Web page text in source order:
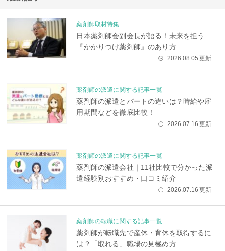
薬剤師取材特集
日本薬剤師会副会長が語る！未来を担う
『かかりつけ薬剤師』のあり方
🕒 2026.08.05 更新
薬剤師の派遣に関する記事一覧
薬剤師の派遣とパートの違いは？時給や雇
用期間などを徹底比較！
🕒 2026.07.16 更新
薬剤師の派遣に関する記事一覧
薬剤師の派遣会社｜11社比較で分かった派
遣経験別おすすめ・口コミ紹介
🕒 2026.07.16 更新
薬剤師の転職に関する記事一覧
薬剤師が転職先で産休・育休を取得するに
は？「取れる」職場の見極め方